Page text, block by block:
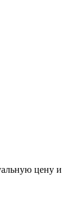
цену и